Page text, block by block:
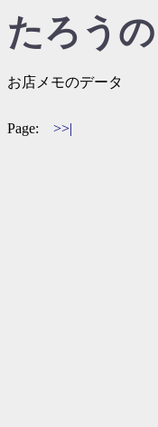
たろう
お店メモのデータ
Page: >>|